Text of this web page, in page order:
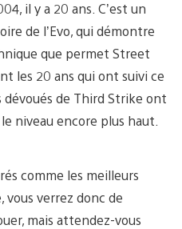
il y a 20 ans. C’est un
de l’Evo, qui démontre
que permet Street
les 20 ans qui ont suivi ce
de Third Strike ont
niveau encore plus haut.
comme les meilleurs
vous verrez donc de
mais attendez-vous